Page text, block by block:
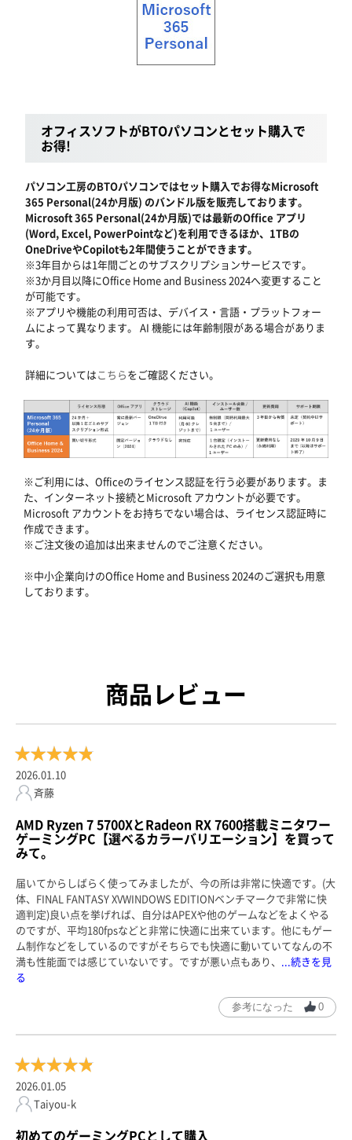
オフィスソフトがBTOパソコンとセット購入で
お得!
パソコン工房のBTOパソコンではセット購入でお得なMicrosoft
365 Personal(24か月版) のバンドル版を販売しております。
Microsoft 365 Personal(24か月版)では最新のOffice アプリ
(Word, Excel, PowerPointなど)を利用できるほか、1TBの
OneDriveやCopilotも2年間使うことができます。
※3年目からは1年間ごとのサブスクリプションサービスです。
※3か月目以降にOffice Home and Business 2024へ変更すること
が可能です。
※アプリや機能の利用可否は、デバイス・言語・プラットフォー
ムによって異なります。 AI 機能には年齢制限がある場合がありま
す。
詳細についてはこちらをご確認ください。
※ご利用には、Officeのライセンス認証を行う必要があります。ま
た、インターネット接続とMicrosoft アカウントが必要です。
Microsoft アカウントをお持ちでない場合は、ライセンス認証時に
作成できます。
※ご注文後の追加は出来ませんのでご注意ください。
※中小企業向けのOffice Home and Business 2024のご選択も用意
しております。
商品レビュー
2026.01.10
斉藤
AMD Ryzen 7 5700XとRadeon RX 7600搭載ミニタワー
ゲーミングPC【選べるカラーバリエーション】を買って
みて。
届いてからしばらく使ってみましたが、今の所は非常に快適です。(大
体、FINAL FANTASY XVWINDOWS EDITIONベンチマークで非常に快
適判定)良い点を挙げれば、自分はAPEXや他のゲームなどをよくやる
のですが、平均180fpsなどと非常に快適に出来ています。他にもゲー
ム制作などをしているのですがそちらでも快適に動いていてなんの不
満も性能面では感じていないです。ですが悪い点もあり、
...続きを見
る
参考になった 0
2026.01.05
Taiyou-k
初めてのゲーミングPCとして購入